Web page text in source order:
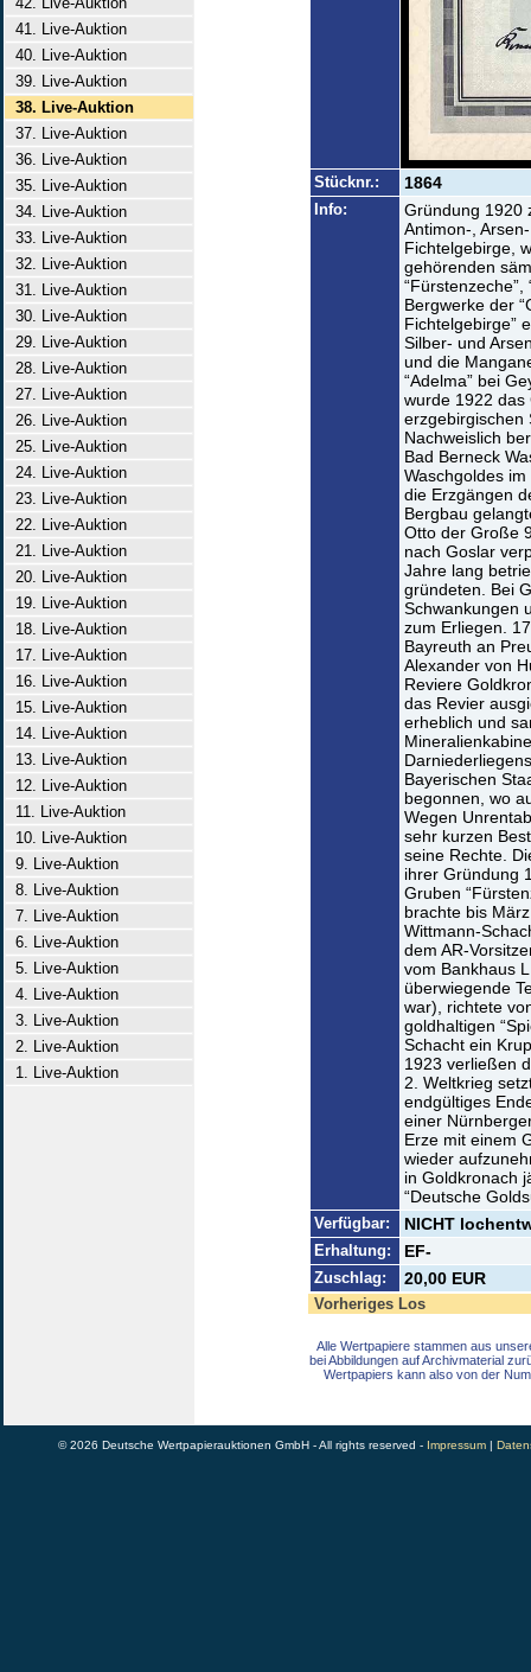
41. Live-Auktion
40. Live-Auktion
39. Live-Auktion
38. Live-Auktion
37. Live-Auktion
36. Live-Auktion
35. Live-Auktion
34. Live-Auktion
33. Live-Auktion
32. Live-Auktion
31. Live-Auktion
30. Live-Auktion
29. Live-Auktion
28. Live-Auktion
27. Live-Auktion
26. Live-Auktion
25. Live-Auktion
24. Live-Auktion
23. Live-Auktion
22. Live-Auktion
21. Live-Auktion
20. Live-Auktion
19. Live-Auktion
18. Live-Auktion
17. Live-Auktion
16. Live-Auktion
15. Live-Auktion
14. Live-Auktion
13. Live-Auktion
12. Live-Auktion
11. Live-Auktion
10. Live-Auktion
9. Live-Auktion
8. Live-Auktion
7. Live-Auktion
6. Live-Auktion
5. Live-Auktion
4. Live-Auktion
3. Live-Auktion
2. Live-Auktion
1. Live-Auktion
Stücknr.: 1864
Info:
Gründung 1920
Antimon-,
Fichtelgebirge,
gehörenden
“Fürstenzeche”,
Bergwerke der
Fichtelgebirge”
Silber- und
und die
“Adelma” bei
wurde 1922 das
erzgebirgischen
Nachweislich
Bad Berneck
Waschgoldes
die Erzgängen
Bergbau
Otto der Große
nach Goslar
Jahre lang
gründeten. Bei
Schwankungen
zum Erliegen.
Bayreuth an
Alexander von
Reviere
das Revier
erheblich und
Bayerischen
begonnen, wo
Wegen
sehr kurzen
seine Rechte.
ihrer Gründung
Gruben
brachte bis
Wittmann-
dem AR-
vom Bankhaus
überwiegende
war), richtete
goldhaltigen
Schacht ein
1923 verließen
2. Weltkrieg
endgültiges
einer
Erze mit einem
wieder
in Goldkronach
“Deutsche
Verfügbar: NICHT
Erhaltung: EF-
Zuschlag: 20,00 EUR
Vorheriges Los
Alle Wertpapiere stammen aus
bei Abbildungen auf Archivmaterial
Wertpapiers kann also von der
© 2026 Deutsche Wertpapierauktionen GmbH - All rights reserved - Impressum|